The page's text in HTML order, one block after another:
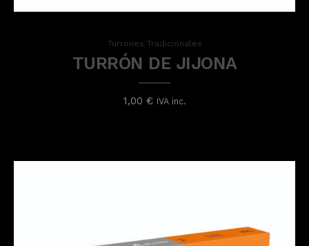
Turrones Tradicionales
TURRÓN DE JIJONA
1,00 € IVA inc.